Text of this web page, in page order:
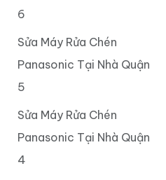
6
Sửa Máy Rửa Chén
Panasonic Tại Nhà Quận
5
Sửa Máy Rửa Chén
Panasonic Tại Nhà Quận
4